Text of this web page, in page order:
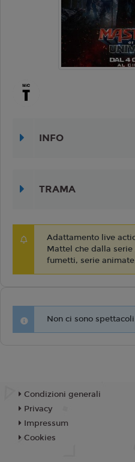
INFO
TRAMA
Adattamento live
Mattel che dalla
fumetti, serie
Non ci sono
Condizioni generali
Privacy
Impressum
Cookies